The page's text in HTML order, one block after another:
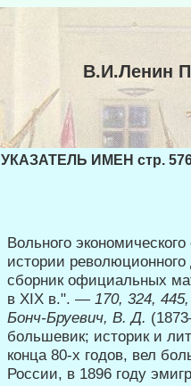
В.И.Ленин
УКАЗАТЕЛЬ ИМЕН стр.
Вольного
истории
сборник официальных
в XIX в.". — 170, 324,
Бонч-Бруевич, В. Д.
большевик; историк и
конца 80-х годов, вел
России, в 1896 году